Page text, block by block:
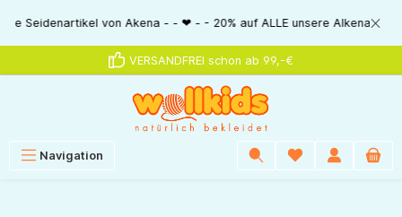
springen von Akena - - ❤ - - 20% auf ALLE unsere Alkena-
VERSANDFREI schon ab 99,-€
Navigation